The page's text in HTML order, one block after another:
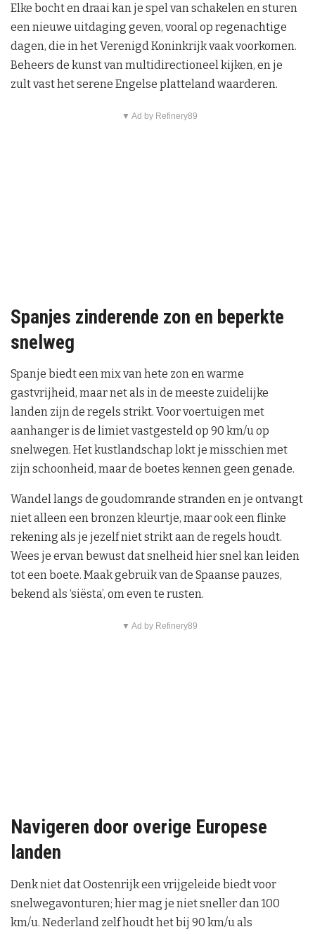
Elke bocht en draai kan je spel van schakelen en sturen
een nieuwe uitdaging geven, vooral op regenachtige
dagen, die in het Verenigd Koninkrijk vaak voorkomen.
Beheers de kunst van multidirectioneel kijken, en je
zult vast het serene Engelse platteland waarderen.
▼ Ad by Refinery89
Spanjes zinderende zon en beperkte
snelweg
Spanje biedt een mix van hete zon en warme
gastvrijheid, maar net als in de meeste zuidelijke
landen zijn de regels strikt. Voor voertuigen met
aanhanger is de limiet vastgesteld op 90 km/u op
snelwegen. Het kustlandschap lokt je misschien met
zijn schoonheid, maar de boetes kennen geen genade.
Wandel langs de goudomrande stranden en je ontvangt
niet alleen een bronzen kleurtje, maar ook een flinke
rekening als je jezelf niet strikt aan de regels houdt.
Wees je ervan bewust dat snelheid hier snel kan leiden
tot een boete. Maak gebruik van de Spaanse pauzes,
bekend als ‘siësta’, om even te rusten.
▼ Ad by Refinery89
Navigeren door overige Europese
landen
Denk niet dat Oostenrijk een vrijgeleide biedt voor
snelwegavonturen; hier mag je niet sneller dan 100
km/u. Nederland zelf houdt het bij 90 km/u als